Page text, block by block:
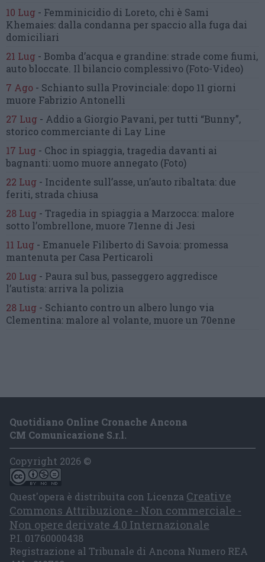
10 Lug - Femminicidio di Loreto, chi è Sami
Khemaies: dalla condanna per spaccio alla fuga dai
domiciliari
21 Lug - Bomba d’acqua e grandine: strade come fiumi,
auto bloccate. Il bilancio complessivo (Foto-Video)
7 Ago - Schianto sulla Provinciale: dopo 11 giorni
muore Fabrizio Antonelli
27 Lug - Addio a Giorgio Pavani, per tutti “Bunny”,
storico commerciante di Lay Line
17 Lug - Choc in spiaggia, tragedia davanti ai
bagnanti:uomo muore annegato (Foto)
22 Lug - Incidente sull’asse, un’auto ribaltata: due
feriti, strada chiusa
28 Lug - Tragedia in spiaggia a Marzocca: malore
sotto l’ombrellone, muore 71enne di Jesi
11 Lug - Emanuele Filiberto di Savoia: promessa
mantenuta per Casa Perticaroli
20 Lug - Paura sul bus, passeggero aggredisce
l’autista: arriva la polizia
28 Lug - Schianto contro un albero lungo via
Clementina: malore al volante, muore un 70enne
Quotidiano Online Cronache Ancona
CM Comunicazione S.r.l.
Copyright 2026 ©
Quest'opera è distribuita con Licenza Creative
Commons Attribuzione - Non commerciale -
Non opere derivate 4.0 Internazionale
P.I. 01760000438
Registrazione al Tribunale di Ancona Numero REA